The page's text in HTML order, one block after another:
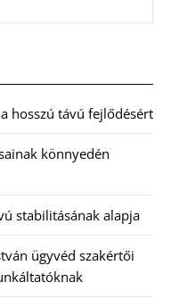
hosszú távú fejlődésért
könnyedén
stabilitásának alapja
ügyvéd szakértői